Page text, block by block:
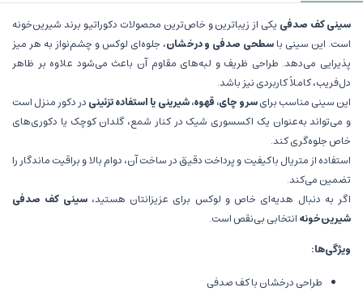
سینی کف صدفی یکی از زیباترین و خاص‌ترین محصولات دکوراتیو برند شیرین‌خونه
است. این سینی باسطحی صدفی و درخشان، جلوه‌ای لوکس و چشم‌نواز به هر میز
پذیرایی می‌دهد. طراحی ظریف و لبه‌های مقاوم آن باعث می‌شود علاوه بر ظاهر
دل‌فریب، کاملاً کاربردی نیز باشد.
این سینی مناسب برایسرو چای، قهوه، شیرینی یا استفاده تزئینیدر دکور منزل است
و می‌تواند به‌عنوان یک اکسسوری شیک در کنار شمع، گلدان کوچک یا دکوری‌های
خاص جلوه‌گری کند.
استفاده از متریال باکیفیت و پرداخت دقیق در ساخت آن، دوام بالا و براقیت ماندگار را
تضمین می‌کند.
اگر به دنبال هدیه‌ای خاص و لوکس برای عزیزانتان هستید،سینی کف صدفی
شیرین‌خونهانتخابی بی‌نقص است.
ویژگی‌ها:
طراحی درخشان با کف صدفی